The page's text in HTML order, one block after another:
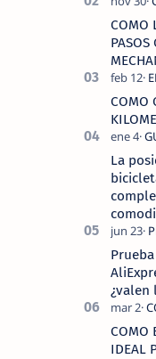
COMO
COMO
La
¿valen
COMO
IDEAL